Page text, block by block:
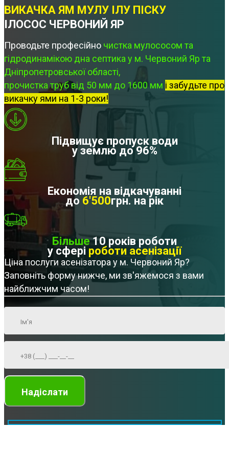
ВИКАЧКА ЯМ МУЛУ ІЛУ ПІСКУ
ІЛОСОС ЧЕРВОНИЙ ЯР
Проводьте професійно чистка мулососом та
гідродинамікою дна септика у м. Червоний Яр та
Дніпропетровської області,
прочистка труб від 50 мм до 1600 мм і забудьте про
викачку ями на 1-3 роки!
Підвищує пропуск води
у землю до 96%
Економія на відкачуванні
до 6'500грн. на рік
Більше10 років роботи
у сфері роботи асенізації
Ціна послуги асенізатора у м. Червоний Яр?
Заповніть форму нижче, ми зв'яжемося з вами
найближчим часом!